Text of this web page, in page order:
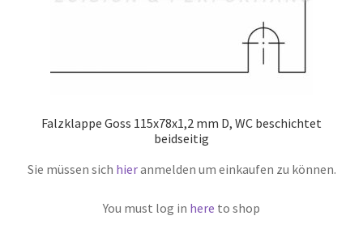
Falzklappe Goss 115x78x1,2 mm D, WC beschichtet
beidseitig
Sie müssen sich hieranmelden um einkaufen zu können.
You must log in here to shop